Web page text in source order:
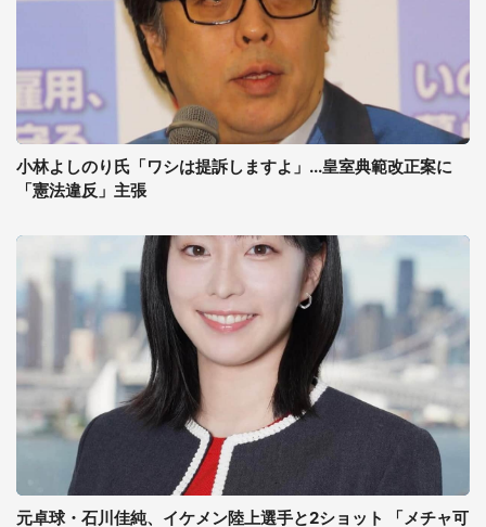
小林よしのり氏「ワシは提訴しますよ」...皇室典範改正案に
「憲法違反」主張
元卓球・石川佳純、イケメン陸上選手と2ショット 「メチャ可